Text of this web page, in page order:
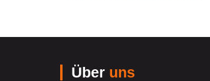
Über uns